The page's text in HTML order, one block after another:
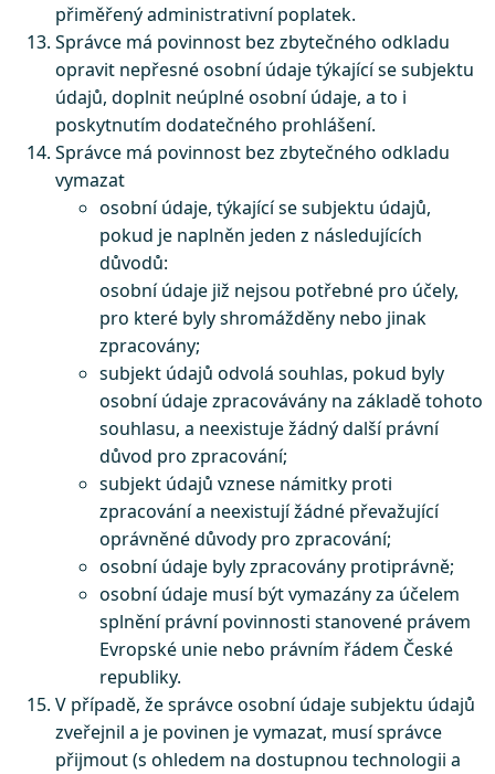
přiměřený administrativní poplatek.
Správce má povinnost bez zbytečného odkladu
opravit nepřesné osobní údaje týkající se subjektu
údajů, doplnit neúplné osobní údaje, a to i
poskytnutím dodatečného prohlášení.
Správce má povinnost bez zbytečného odkladu
vymazat
osobní údaje, týkající se subjektu údajů,
pokud je naplněn jeden z následujících
důvodů:
osobní údaje již nejsou potřebné pro účely,
pro které byly shromážděny nebo jinak
zpracovány;
subjekt údajů odvolá souhlas, pokud byly
osobní údaje zpracovávány na základě tohoto
souhlasu, a neexistuje žádný další právní
důvod pro zpracování;
subjekt údajů vznese námitky proti
zpracování a neexistují žádné převažující
oprávněné důvody pro zpracování;
osobní údaje byly zpracovány protiprávně;
osobní údaje musí být vymazány za účelem
splnění právní povinnosti stanovené právem
Evropské unie nebo právním řádem České
republiky.
V případě, že správce osobní údaje subjektu údajů
zveřejnil a je povinen je vymazat, musí správce
přijmout (s ohledem na dostupnou technologii a